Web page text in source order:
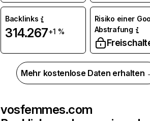
Backlinks
314.267+1 %
Risiko einer
Abstrafung
Mehr kostenlose Daten erhalten
vosfemmes.com